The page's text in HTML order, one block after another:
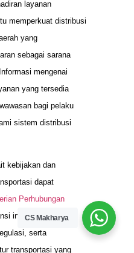
layanan
memperkuat distribusi
yang
sebagai sarana
mengenai
yang tersedia
bagi pelaku
sistem distribusi
kebijakan dan
dapat
Perhubungan
ini berperan dalam
serta
transportasi yang
CS Makharya